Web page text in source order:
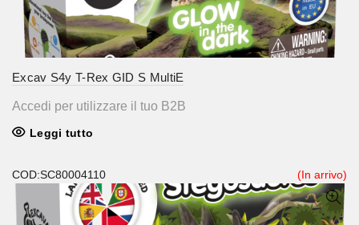
Excav S4y T-Rex GID S MultiE
Accedi per utilizzare il tuo B2B
Leggi tutto
COD:SC80004110 (In arrivo)